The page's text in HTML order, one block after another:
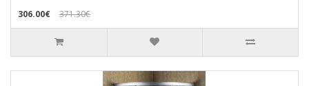
306.00€
371.30€